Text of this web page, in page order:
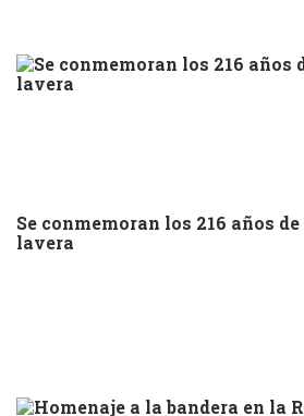
Se conmemoran los 216 años
lavera